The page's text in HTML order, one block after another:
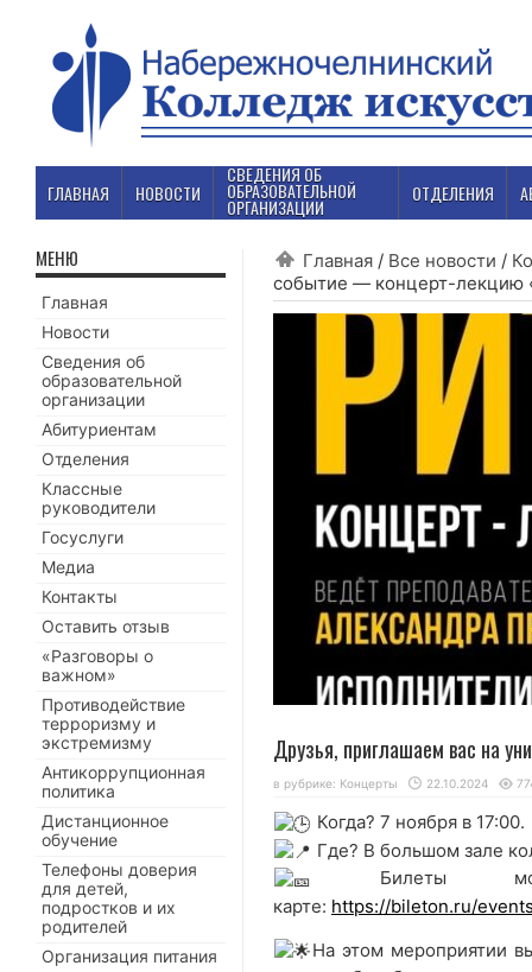
ГЛАВНАЯ НОВОСТИ
СВЕДЕНИЯ ОБ
ОБРАЗОВАТЕЛЬНОЙ
ОРГАНИЗАЦИИ
ОТДЕЛЕНИЯ
Главная / Все новости /
событие — концерт-лекцию
Друзья, приглашаем вас на
в рубрике: Концерты 22.10.2024
Когда? 7 ноября в 17:00.
Где? В большом зале
Билеты
карте: https://bileton.ru/
На этом мероприятии
МЕНЮ
Главная
Новости
Сведения об
образовательной
организации
Абитуриентам
Отделения
Классные
руководители
Госуслуги
Медиа
Контакты
Оставить отзыв
«Разговоры о
важном»
Противодействие
терроризму и
экстремизму
Антикоррупционная
политика
Дистанционное
обучение
Телефоны доверия
для детей,
подростков и их
родителей
Организация питания